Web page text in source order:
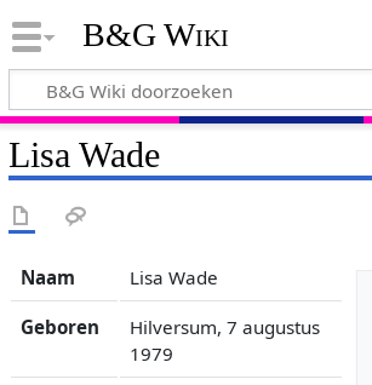
B&G Wiki
Lisa Wade
Naam Lisa Wade
Geboren
Hilversum, 7 augustus
1979